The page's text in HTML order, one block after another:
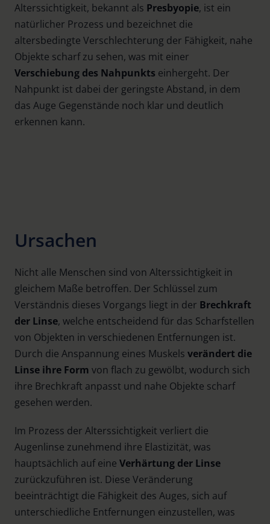
Alterssichtigkeit, bekannt als Presbyopie, ist ein
natürlicher Prozess und bezeichnet die
altersbedingte Verschlechterung der Fähigkeit, nahe
Objekte scharf zu sehen, was mit einer
Verschiebung des Nahpunkts einhergeht. Der
Nahpunkt ist dabei der geringste Abstand, in dem
das Auge Gegenstände noch klar und deutlich
erkennen kann.
Ursachen
Nicht alle Menschen sind von Alterssichtigkeit in
gleichem Maße betroffen. Der Schlüssel zum
Verständnis dieses Vorgangs liegt in der Brechkraft
der Linse, welche entscheidend für das Scharfstellen
von Objekten in verschiedenen Entfernungen ist.
Durch die Anspannung eines Muskels verändert die
Linse ihre Form von flach zu gewölbt, wodurch sich
ihre Brechkraft anpasst und nahe Objekte scharf
gesehen werden.
Im Prozess der Alterssichtigkeit verliert die
Augenlinse zunehmend ihre Elastizität, was
hauptsächlich auf eine Verhärtung der Linse
zurückzuführen ist. Diese Veränderung
beeinträchtigt die Fähigkeit des Auges, sich auf
unterschiedliche Entfernungen einzustellen, was